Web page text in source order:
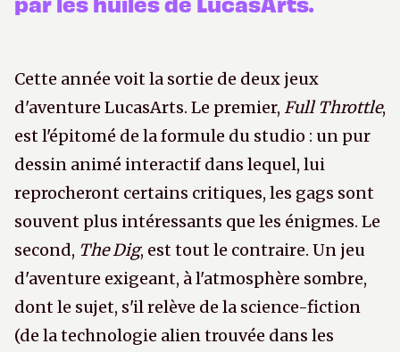
Cette année voit la sortie de deux jeux
d'aventure LucasArts. Le premier, Full Throttle,
est l'épitomé de la formule du studio : un pur
dessin animé interactif dans lequel, lui
reprocheront certains critiques, les gags sont
souvent plus intéressants que les énigmes. Le
second, The Dig, est tout le contraire. Un jeu
d'aventure exigeant, à l'atmosphère sombre,
dont le sujet, s'il relève de la science-fiction
(de la technologie alien trouvée dans les